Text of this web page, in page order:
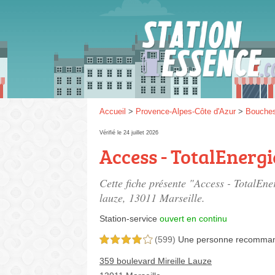
Accueil > Provence-Alpes-Côte d'Azur >
Vérifié le 24 juillet 2026
Access -
Cette fiche présente "Access -
lauze, 13011 Marseille.
Station-service ouvert en continu
4,0 étoiles sur 5 (599) Une personne
359 boulevard Mireille Lauze
SP
SP